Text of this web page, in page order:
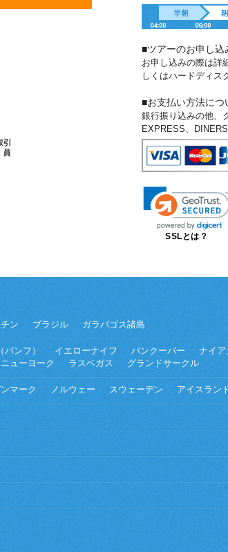
■ツアーのお申し込
お申し込みの際は詳
しくはハードディス
■お支払い方法につ
銀行振り込みの他、
EXPRESS、
SSLとは？
ン ブラジル ガラパゴス諸島
ンフ） イエローナイフ バンクーバー ナイア
ニューヨーク ラスベガス グランドサークル
マーク ノルウェー スウェーデン アイスラン